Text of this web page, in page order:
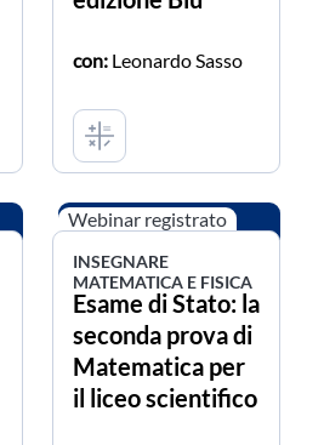
con: Leonardo Sasso
Webinar registrato
INSEGNARE
MATEMATICA E FISICA
Esame di Stato: la
seconda prova di
Matematica per
il liceo scientifico